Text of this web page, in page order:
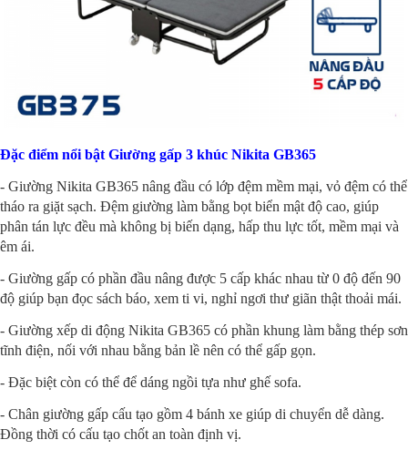
Đặc điểm nổi bật Giường gấp 3 khúc Nikita GB365
- Giường Nikita GB365 nâng đầu có lớp đệm mềm mại, vỏ đệm có thể
tháo ra giặt sạch. Đệm giường làm bằng bọt biển mật độ cao, giúp
phân tán lực đều mà không bị biến dạng, hấp thu lực tốt, mềm mại và
êm ái.
- Giường gấp có phần đầu nâng được 5 cấp khác nhau từ 0 độ đến 90
độ giúp bạn đọc sách báo, xem ti vi, nghỉ ngơi thư giãn thật thoải mái.
- Giường xếp di động Nikita GB365 có phần khung làm bằng thép sơn
tĩnh điện, nối với nhau bằng bản lề nên có thể gấp gọn.
- Đặc biệt còn có thể để dáng ngồi tựa như ghế sofa.
- Chân giường gấp cấu tạo gồm 4 bánh xe giúp di chuyển dễ dàng.
Đồng thời có cấu tạo chốt an toàn định vị.